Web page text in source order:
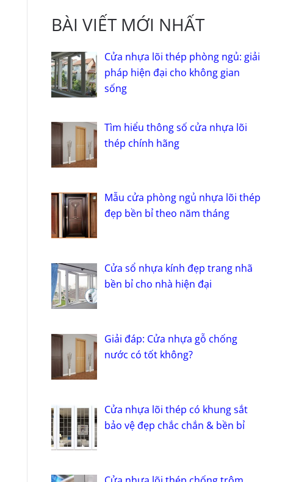
BÀI VIẾT MỚI NHẤT
Cửa nhựa lõi thép phòng ngủ: giải
pháp hiện đại cho không gian
sống
Tìm hiểu thông số cửa nhựa lõi
thép chính hãng
Mẫu cửa phòng ngủ nhựa lõi thép
đẹp bền bỉ theo năm tháng
Cửa sổ nhựa kính đẹp trang nhã
bền bỉ cho nhà hiện đại
Giải đáp: Cửa nhựa gỗ chống
nước có tốt không?
Cửa nhựa lõi thép có khung sắt
bảo vệ đẹp chắc chắn & bền bỉ